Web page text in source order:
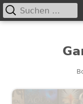
Primäres